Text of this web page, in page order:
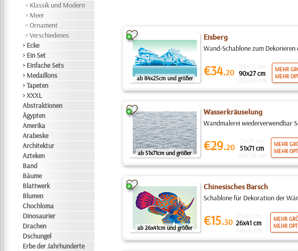
Klassik und Modern
Meer
Ornament
Verschiedenes
> Ecke
> Ein Set
> Einfache Sets
> Medaillons
> Tapeten
> XXXL
Abstraktionen
Ägypten
Amerika
Arabeske
Architektur
Azteken
Band
Bäume
Blattwerk
Blumen
Chochloma
Dinosaurier
Drachen
Dschungel
Erbe der Jahrhunderte
ab 84x25cm und größer
Eisberg
Wand-Schablone zum
€34.20 90x27 cm
MEHR
MEHR
ab 51x71cm und größer
Wasserkräuselung
Wandmalerei wiederverwendbar
€29.20 51x71 cm
MEHR
MEHR
ab 26x41cm und größer
Chinesisches Barsch
Schablone für Dekoration der
€15.30 26x41 cm
MEHR
MEHR